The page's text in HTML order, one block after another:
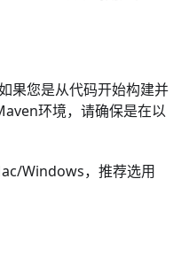
果您是从代码开始构建并
环境，请确保是在以
Windows，推荐选用